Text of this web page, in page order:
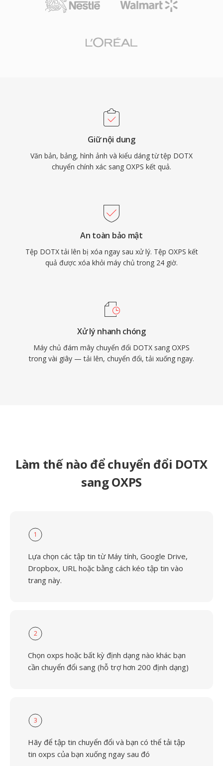
Giữ nội dung
Văn bản, bảng, hình ảnh và kiểu dáng từ tệp DOTX
chuyển chính xác sang OXPS kết quả.
An toàn bảo mật
Tệp DOTX tải lên bị xóa ngay sau xử lý. Tệp OXPS kết
quả được xóa khỏi máy chủ trong 24 giờ.
Xử lý nhanh chóng
Máy chủ đám mây chuyển đổi DOTX sang OXPS
trong vài giây — tải lên, chuyển đổi, tải xuống ngay.
Làm thế nào để chuyển đổi DOTX
sang OXPS
1
Lựa chọn các tập tin từ Máy tính, Google Drive,
Dropbox, URL hoặc bằng cách kéo tập tin vào
trang này.
2
Chọn oxps hoặc bất kỳ định dạng nào khác bạn
cần chuyển đổi sang (hỗ trợ hơn 200 định dạng)
3
Hãy để tập tin chuyển đổi và bạn có thể tải tập
tin oxps của bạn xuống ngay sau đó